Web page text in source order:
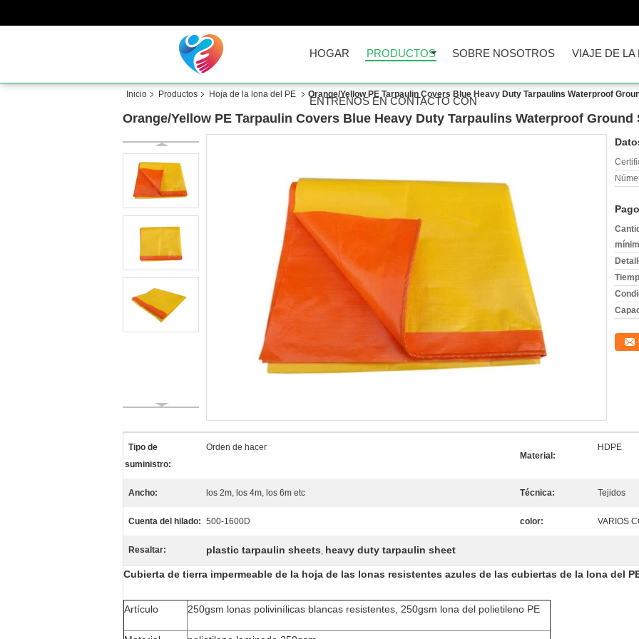
HOGAR PRODUCTOS SOBRE NOSOTROS VIAJE DE LA
ÉNTRENOS EN CONTACTO CON
Inicio Productos Hoja de la lona del PE Orange/Yellow PE Tarpaulin Covers Blue Heavy Duty Tarpaulins Waterproof
Orange/Yellow PE Tarpaulin Covers Blue Heavy Duty Tarpaulins Waterproof Ground
Tipo de
suministro:
Orden de hacer
Material:
HDPE
Ancho: los 2m, los 4m, los 6m etc Técnica: Tejidos
Cuenta del hilado: 500-1600D color: VARIOS
Resaltar: plastic tarpaulin sheets, heavy duty tarpaulin sheet
Cubierta de tierra impermeable de la hoja de las lonas resistentes azules de las cubiertas de la lona del
Artículo 250gsm lonas polivinílicas blancas resistentes, 250gsm lona del polietileno PE